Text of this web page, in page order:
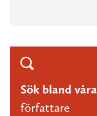
Sök bland våra
författare